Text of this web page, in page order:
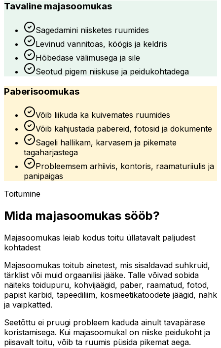
Tavaline majasoomukas
Sagedamini niisketes ruumides
Levinud vannitoas, köögis ja keldris
Hõbedase välimusega ja sile
Seotud pigem niiskuse ja peidukohtadega
Paberisoomukas
Võib liikuda ka kuivemates ruumides
Võib kahjustada pabereid, fotosid ja dokumente
Sageli hallikam, karvasem ja pikemate
tagaharjastega
Probleemsem arhiivis, kontoris, raamaturiiulis ja
panipaigas
Toitumine
Mida majasoomukas sööb?
Majasoomukas leiab kodus toitu üllatavalt paljudest
kohtadest
Majasoomukas toitub ainetest, mis sisaldavad suhkruid,
tärklist või muid orgaanilisi jääke. Talle võivad sobida
näiteks toidupuru, kohvijäägid, paber, raamatud, fotod,
papist karbid, tapeediliim, kosmeetikatoodete jäägid, nahk
ja vaipkatted.
Seetõttu ei pruugi probleem kaduda ainult tavapärase
koristamisega. Kui majasoomukal on niiske peidukoht ja
piisavalt toitu, võib ta ruumis püsida pikemat aega.